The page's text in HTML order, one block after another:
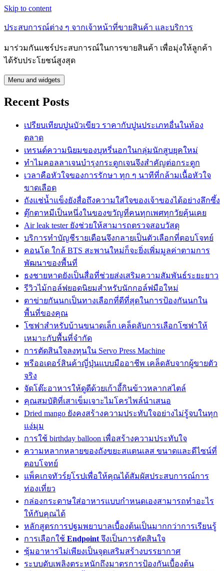
Skip to content
ประสบการณ์ต่าง ๆ จากเจ้าหน้าที่ขายสินค้า และบริการ
มาร่วมกันแชร์ประสบการณ์ในการขายสินค้า เพื่อมุ่งให้ลูกค้า
ได้รับประโยชน์สูงสุด
Menu and widgets
Recent Posts
เปรียบเทียบปูนบัวเขียว ราคากับปูนประเภทอื่นในท้อง
ตลาด
เทรนด์ความนิยมของบุหรี่นอกในกลุ่มนักสูบยุคใหม่
ทำไมคอลลาเจนบำรุงกระดูกเจนจึงสำคัญต่อกระดูก
เวลาคือหัวใจของการรักษา ทุก ๆ นาทีที่กล้ามเนื้อหัวใจ
ขาดเลือด
ถังแช่น้ำแข็งยังสื่อถึงความใส่ใจของเจ้าของได้อย่างลึกซึ้ง
ตุ๊กตาหมีเป็นหนึ่งในของขวัญที่คนทุกเพศทุกวัยคุ้นเคย
Air leak tester ยังช่วยให้สามารถตรวจสอบวัสดุ
บริการทำบัญชีรายเดือนจึงกลายเป็นตัวเลือกที่ตอบโจทย์
คอนโด ใกล้ BTS สะพานใหม่ก็จะยิ่งเพิ่มมูลค่าตามการ
พัฒนาของพื้นที่
ธงชายหาดยังเป็นสื่อที่ช่วยส่งเสริมความสัมพันธ์ระยะยาว
รีวิวไม้กอล์ฟยอดนิยมสำหรับนักกอล์ฟมือใหม่
ตาข่ายกันนกเป็นทางเลือกที่ดีที่สุดในการป้องกันนกใน
พื้นที่ของคุณ
โซฟาสำหรับบ้านขนาดเล็ก เคล็ดลับการเลือกโซฟาให้
เหมาะกับพื้นที่จำกัด
การตัดสินใจลงทุนใน Servo Press Machine
พรีออเดอร์สินค้าญี่ปุ่นแบบมืออาชีพ เคล็ดลับจากผู้ขายตัว
จริง
จัดโต๊ะอาหารให้ดูดีด้วยเก้าอี้กินข้าวหลากสไตล์
คุณสมบัติที่เสาเข็มเจาะไมโครไพล์นำเสนอ
Dried mango ยังคงสร้างความประทับใจอย่างไม่รู้จบในทุก
แง่มุม
การใช้ birthday balloon เพื่อสร้างความประทับใจ
ความหลากหลายของถังขยะสแตนเลส ขนาดและดีไซน์ที่
ตอบโจทย์
แพ็คเกจทัวร์ยุโรปเพื่อให้คุณได้สัมผัสประสบการณ์การ
ท่องเที่ยว
กล่องกระดาษใส่อาหารแบบกำหนดเองสามารถทำอะไร
ให้กับคุณได้
หลักสูตรการปฐมพยาบาลเบื้องต้นเป็นมากกว่าการเรียนรู้
การเลือกใช้ Endpoint จึงเป็นการตัดสินใจ
ซุ้มอาหารไม่เพียงเป็นจุดเสริมสร้างบรรยากาศ
ระบบดับเพลิงตระหนักถึงมาตรการป้องกันเบื้องต้น